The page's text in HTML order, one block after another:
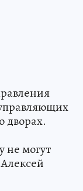
дворах.
не могут